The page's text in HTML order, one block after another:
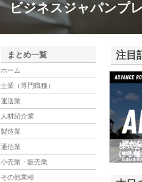
ビジネスジャパンプ
まとめ一覧
ホーム
士業（専門職種）
運送業
人材紹介業
製造業
通信業
小売業・販売業
その他業種
注目
株式
ける